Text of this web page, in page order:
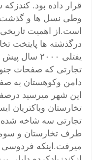
قرار داده بود. کندزکه
وطی نسل ها و گذشت
است.از اهمیت
درگذشته ها پایتخت
یفتلی ۲۰۰۰
تجارتی که صفحات
دامن وکوهستان به
این شهر میرسید
تخارستان وباکتریان
تجارتی سه شاخه
طرف تخارستان و
میرفت.اینکه فردوسی